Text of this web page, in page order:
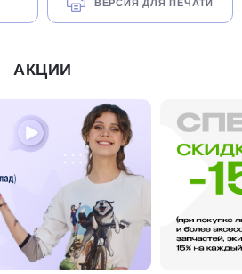
ВЕРСИЯ ДЛЯ ПЕЧАТИ
АКЦИИ